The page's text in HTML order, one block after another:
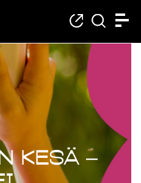
kesä –